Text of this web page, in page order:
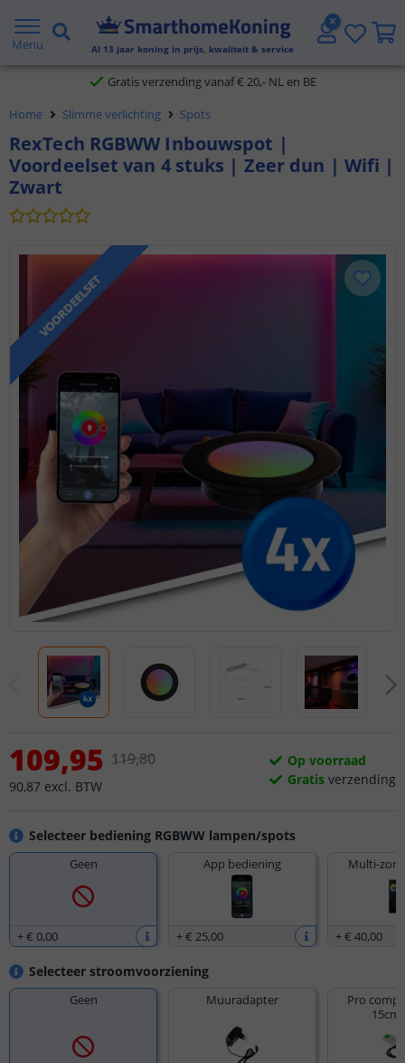
Menu Al 13 jaar koning in prijs, kwaliteit & service
2 jaar garantie
Gratis verzending vanaf € 20,- NL en BE
Klantbeoordeling 9.1
Voor 23:45 uur besteld, morgen in huis
Home Slimme verlichting Spots
RexTech RGBWW Inbouwspot |
Voordeelset van 4 stuks | Zeer dun | Wifi |
Zwart
VOORDEELSET
Selecteer bediening RGBWW lampen/spots
Geen
+€ 0,00
App bediening
+€ 25,00
Multi-
+€ 40,00
Selecteer stroomvoorziening
Geen Muuradapter
Pro
15cm
109,95
90,87 excl. BTW
119,80
Op voorraad
Gratis verzending